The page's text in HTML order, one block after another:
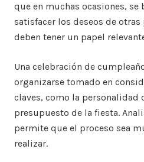
que en muchas ocasiones, se
satisfacer los deseos de otras
deben tener un papel
Una celebración de
organizarse tomado en
claves, como la personalidad
presupuesto de la fiesta.
permite que el proceso sea
realizar.